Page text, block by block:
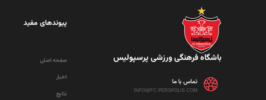
باشگاه فرهنگی ورزشی پرسپولیس
تماس با ما
INFO@FC-PERSPOLIS.COM
پیوندهای مفید
صفحه اصلی
اخبار
نتایج